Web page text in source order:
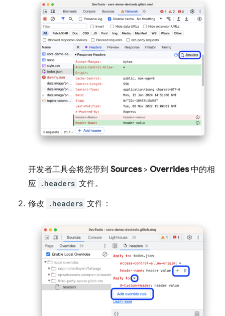
开发者工具会将您带到 Sources> Overrides中的相
应 .headers 文件。
修改
.headers 文件：